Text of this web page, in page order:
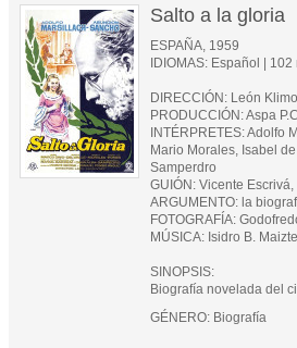
Salto a la gloria
ESPAÑA, 1959
IDIOMAS: Español |
DIRECCIÓN: León
PRODUCCIÓN: Aspa
INTÉRPRETES: Adolfo
Mario Morales, Isabel
Samperdro
GUIÓN: Vicente
ARGUMENTO: la
FOTOGRAFÍA:
MÚSICA: Isidro B.
SINOPSIS:
Biografía novelada del
GÉNERO: Biografía